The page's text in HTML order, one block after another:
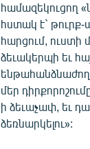
համազեկուցող
հստակ է` թուրք-
հարցում, ուստի
ձեւակերպի եւ
մեր
ի ձեւաչափ, եւ
ձեռնարկելու»: